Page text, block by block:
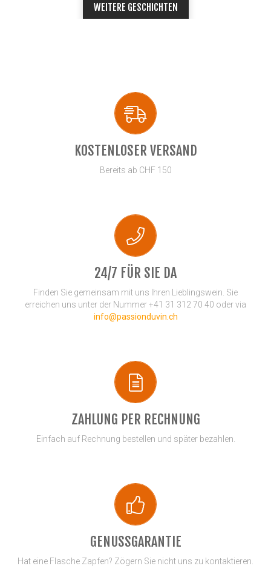
WEITERE GESCHICHTEN
KOSTENLOSER VERSAND
Bereits ab CHF 150
24/7 FÜR SIE DA
Finden Sie gemeinsam mit uns Ihren Lieblingswein. Sie
erreichen uns unter der Nummer +41 31 312 70 40 oder via
info@passionduvin.ch
ZAHLUNG PER RECHNUNG
Einfach auf Rechnung bestellen und später bezahlen.
GENUSSGARANTIE
Hat eine Flasche Zapfen? Zögern Sie nicht uns zu kontaktieren.